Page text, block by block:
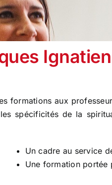
Ignatien
formations aux
spécificités de la
Un cadre au service
Une formation portée